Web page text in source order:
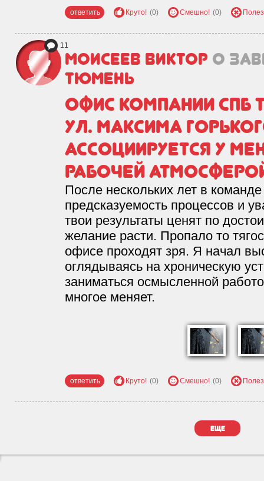
ответить Круто! (0) Смешно! (0)
11
Моисеев Виктор о
Тюмень
Офис компании СПБ
ул. Максима
ассоциируется у
рабочей
После нескольких лет в
предсказуемость процессов и
твои результаты ценят по
желание расти. Пропало то
офисе проходят зря. Я начал
оглядываясь на хроническую
заниматься осмысленной
многое меняет.
ответить Круто! (0) Смешно! (0)
еще